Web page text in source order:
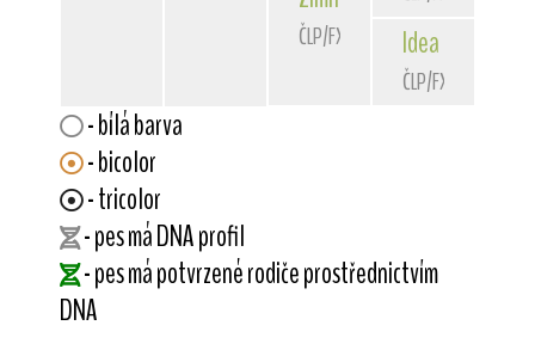
ČLP/FXH/30217 Idea
ČLP/FXH/27386
- bílá barva
- bicolor
- tricolor
- pes má DNA profil
- pes má potvrzené rodiče prostřednictvím
DNA